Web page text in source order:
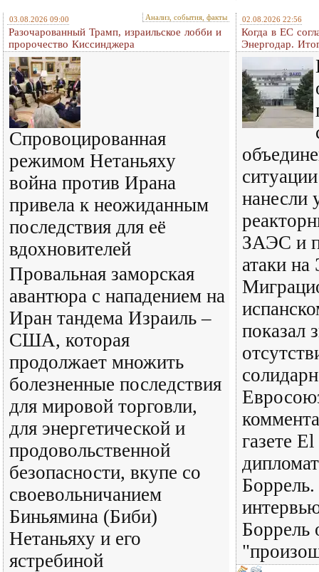
03.08.2026 09:00 Анализ, события, факты
Разочарованный Трамп, израильское лобби и
пророчество Киссинджера
Спровоцированная
режимом Нетаньяху
война против Ирана
привела к неожиданным
последствия для её
вдохновителей
Провальная заморская
авантюра с нападением на
Иран тандема Израиль –
США, которая
продолжает множить
болезненные последствия
для мировой торговли,
для энергетической и
продовольственной
безопасности, вкупе со
своевольничанием
Биньямина (Биби)
Нетаньяху и его
ястребиной
02.08.2026 22:56
Когда в ЕС
Энергодар.
нанесли
ЗАЭС и
атаки на
показал
газете
Боррель